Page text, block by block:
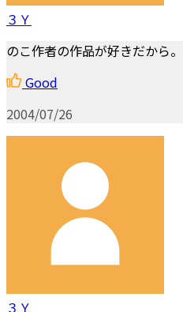
３Ｙ
のこ作者の作品が好きだから。
Good
2004/07/26
３Ｙ